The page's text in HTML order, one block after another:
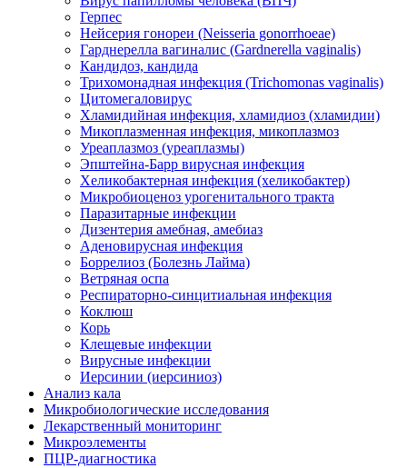
Герпес
Нейсерия гонореи (Neisseria gonorrhoeae)
Гарднерелла вагиналис (Gardnerella vaginalis)
Кандидоз, кандида
Трихомонадная инфекция (Trichomonas vaginalis)
Цитомегаловирус
Хламидийная инфекция, хламидиоз (хламидии)
Микоплазменная инфекция, микоплазмоз
Уреаплазмоз (уреаплазмы)
Эпштейна-Барр вирусная инфекция
Хеликобактерная инфекция (хеликобактер)
Микробиоценоз урогенитального тракта
Паразитарные инфекции
Дизентерия амебная, амебиаз
Аденовирусная инфекция
Боррелиоз (Болезнь Лайма)
Ветряная оспа
Респираторно-синцитиальная инфекция
Коклюш
Корь
Клещевые инфекции
Вирусные инфекции
Иерсинии (иерсиниоз)
Анализ кала
Микробиологические исследования
Лекарственный мониторинг
Микроэлементы
ПЦР-диагностика